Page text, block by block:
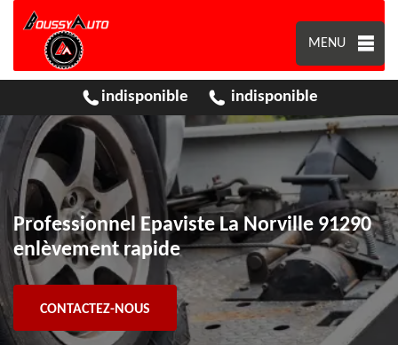
MENU
indisponible indisponible
Professionnel Epaviste La Norville 91290
enlèvement rapide
CONTACTEZ-NOUS